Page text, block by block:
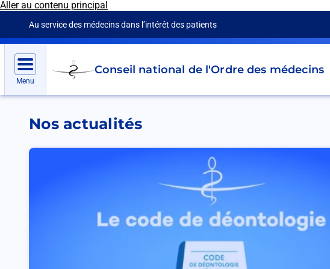
Aller au contenu principal
Au service des médecins dans l’intérêt des patients
Menu
to
Conseil national de l'Ordre des médecins
Nos actualités
Panneau de gestion des cookies